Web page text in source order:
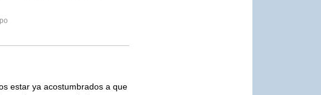
estar ya acostumbrados a que